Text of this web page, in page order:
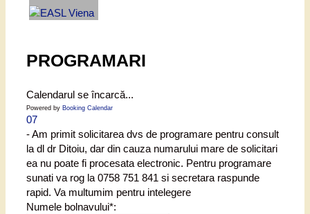
PROGRAMARI
Calendarul se încarcă...
Powered by Booking Calendar
07
- Am primit solicitarea dvs de programare pentru consult
la dl dr Ditoiu, dar din cauza numarului mare de solicitari
ea nu poate fi procesata electronic. Pentru programare
sunati va rog la 0758 751 841 si secretara raspunde
rapid. Va multumim pentru intelegere
Numele bolnavului*: